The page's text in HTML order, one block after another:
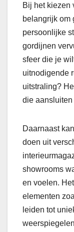
Bij het kiezen
belangrijk om
persoonlijke
gordijnen
sfeer die je
uitnodigende
uitstraling?
die
Daarnaast
doen uit
showrooms
en voelen.
elementen
leiden tot